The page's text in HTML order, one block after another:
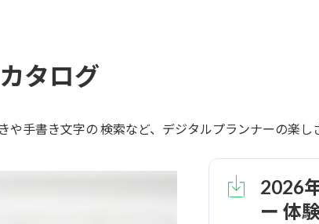
タログ
手書き文字の 検索など、デジタルプランナーの楽し
2026
ー 体